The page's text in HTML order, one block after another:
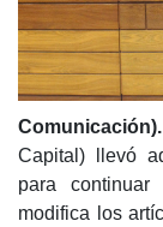
Capital) llevó
para
modifica los